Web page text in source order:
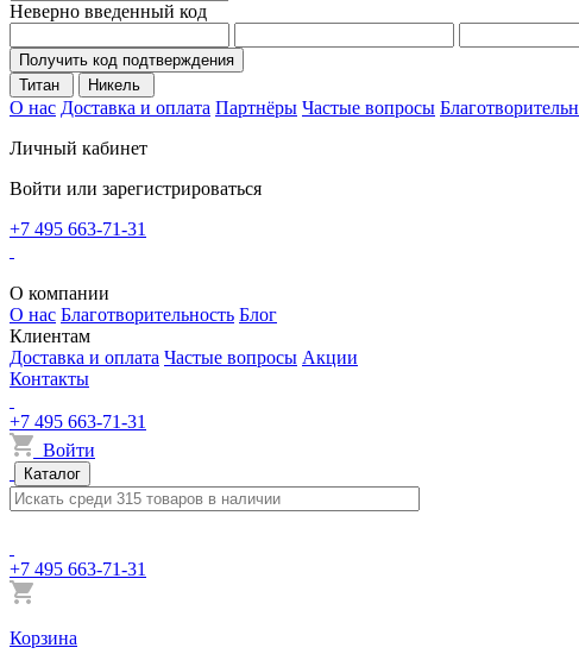
Неверно введенный код
Получить код подтверждения
Титан
Никель
О нас Доставка и оплата Партнёры Частые вопросы
Личный кабинет
Войти или зарегистрироваться
+7 495 663-71-31
О компании
О нас Благотворительность Блог
Клиентам
Доставка и оплата Частые вопросы Акции
Контакты
+7 495 663-71-31
Войти
Каталог
+7 495 663-71-31
Корзина